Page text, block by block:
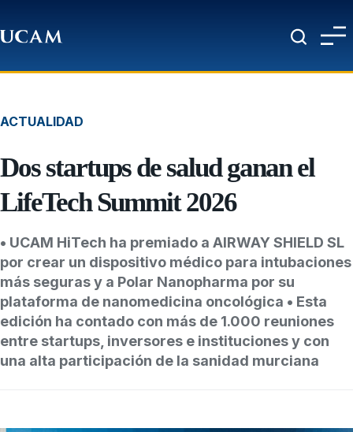
ACTUALIDAD
Dos startups de salud ganan el
LifeTech Summit 2026
• UCAM HiTech ha premiado a AIRWAY SHIELD SL
por crear un dispositivo médico para intubaciones
más seguras y a Polar Nanopharma por su
plataforma de nanomedicina oncológica • Esta
edición ha contado con más de 1.000 reuniones
entre startups, inversores e instituciones y con
una alta participación de la sanidad murciana